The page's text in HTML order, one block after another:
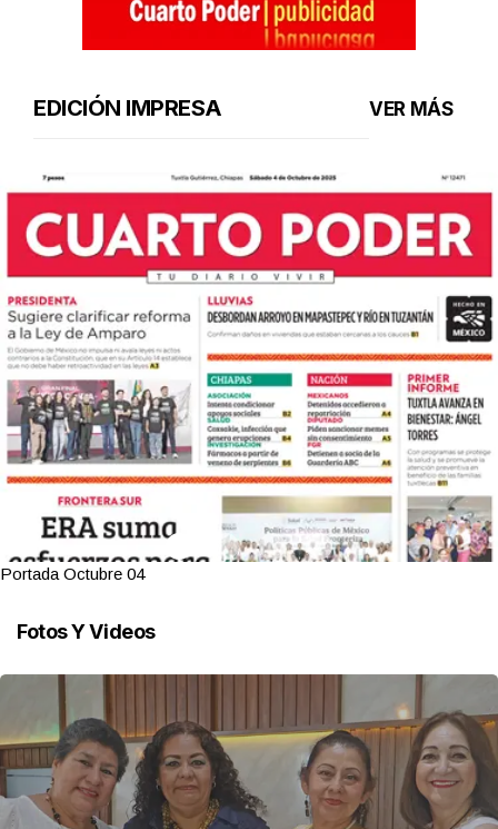
EDICIÓN IMPRESA VER MÁS
Portada Octubre 04
Fotos Y Videos